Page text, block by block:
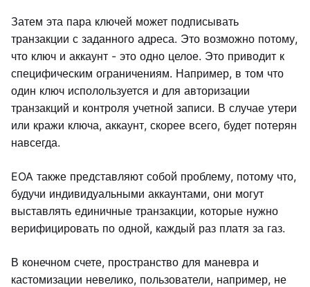
Затем эта пара ключей может подписывать
транзакции с заданного адреса. Это возможно потому,
что ключ и аккаунт - это одно целое. Это приводит к
специфическим ограничениям. Например, в том что
один ключ исполользуется и для авторизации
транзакций и контроля учетной записи. В случае утери
или кражи ключа, аккаунт, скорее всего, будет потерян
навсегда.
EOA также представляют собой проблему, потому что,
будучи индивидуальными аккаунтами, они могут
выставлять единичные транзакции, которые нужно
верифицировать по одной, каждый раз платя за газ.
В конечном счете, пространство для маневра и
кастомизации невелико, пользователи, например, не